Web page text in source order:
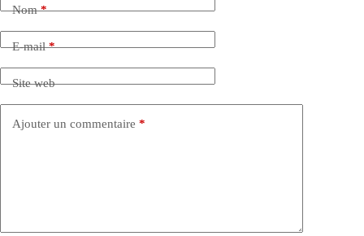
Nom*
E-mail*
Site web
Ajouter un commentaire *